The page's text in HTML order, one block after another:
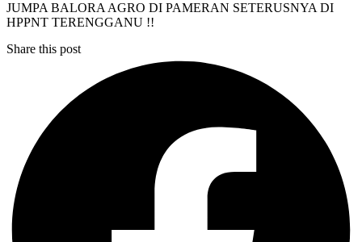
JUMPA BALORA AGRO DI PAMERAN SETERUSNYA DI
HPPNT TERENGGANU !!
Share this post